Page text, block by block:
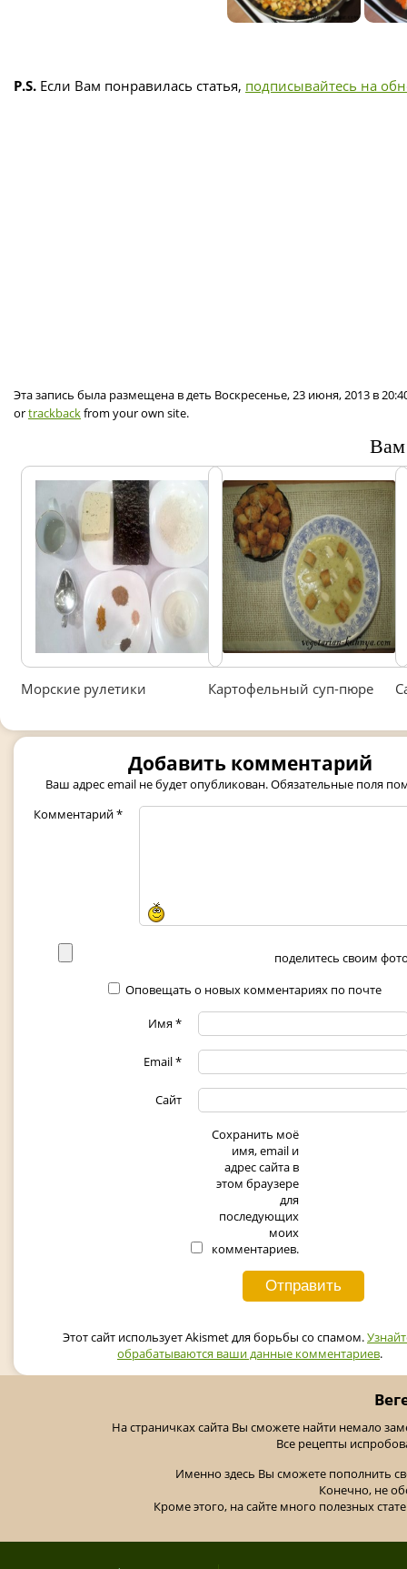
P.S. Если Вам понравилась статья, подписывайтесь на
Эта запись была размещена в деть Воскресенье, 23 июня, 2013 в
ortrackbackfrom your own site.
Вам
Морские рулетики Картофельный суп-пюре
Добавить комментарий
Ваш адрес email не будет опубликован.Обязательные поля
Комментарий*
поделитесь своим
Оповещать о новых комментариях по почте
Имя*
Email*
Сайт
Сохранить моё
имя, email и
адрес сайта в
этом браузере
для
последующих
моих
комментариев.
Этот сайт использует Akismet для борьбы со спамом.
обрабатываются ваши данные комментариев.
На страничках сайта Вы сможете найти немало
Все рецепты
Именно здесь Вы сможете пополнить
Конечно, не
Кроме этого, на сайте много полезных